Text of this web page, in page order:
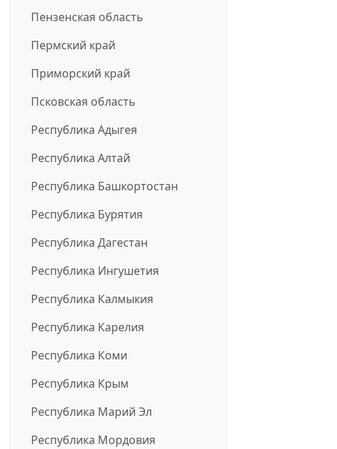
Пензенская область
Пермский край
Приморский край
Псковская область
Республика Адыгея
Республика Алтай
Республика Башкортостан
Республика Бурятия
Республика Дагестан
Республика Ингушетия
Республика Калмыкия
Республика Карелия
Республика Коми
Республика Крым
Республика Марий Эл
Республика Мордовия